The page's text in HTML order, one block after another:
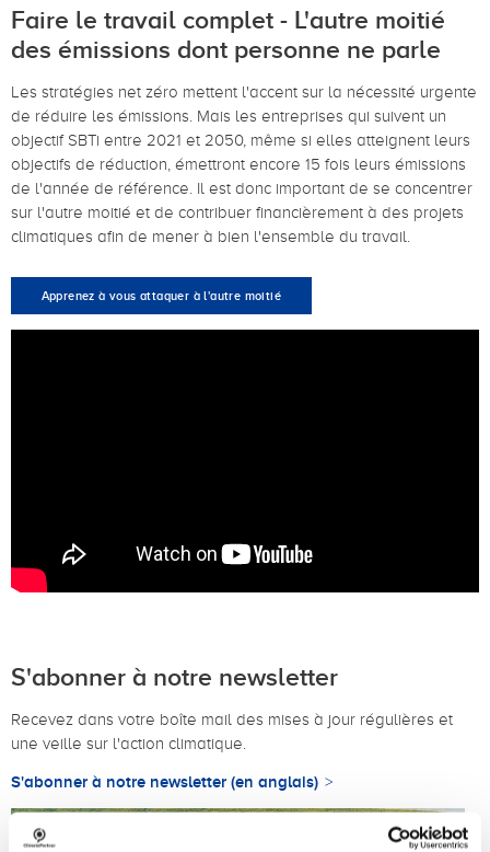
Faire le travail complet - L'autre moitié
des émissions dont personne ne parle
Les stratégies net zéro mettent l'accent sur la nécessité urgente
de réduire les émissions. Mais les entreprises qui suivent un
objectif SBTi entre 2021 et 2050, même si elles atteignent leurs
objectifs de réduction, émettront encore 15 fois leurs émissions
de l'année de référence. Il est donc important de se concentrer
sur l'autre moitié et de contribuer financièrement à des projets
climatiques afin de mener à bien l'ensemble du travail.
Apprenez à vous attaquer à l'autre moitié
S'abonner à notre newsletter
Recevez dans votre boîte mail des mises à jour régulières et
une veille sur l'action climatique.
S'abonner à notre newsletter (en anglais)